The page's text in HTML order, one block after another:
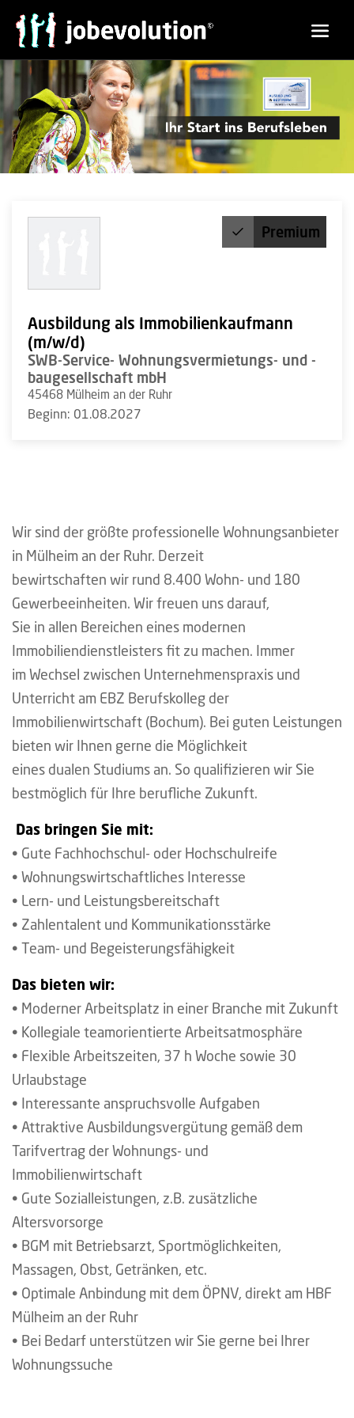
Premium
Ausbildung als Immobilienkaufmann
(m/w/d)
SWB-Service- Wohnungsvermietungs- und -
baugesellschaft mbH
45468 Mülheim an der Ruhr
Beginn: 01.08.2027
Wir sind der größte professionelle Wohnungsanbieter
in Mülheim an der Ruhr. Derzeit
bewirtschaften wir rund 8.400 Wohn- und 180
Gewerbeeinheiten. Wir freuen uns darauf,
Sie in allen Bereichen eines modernen
Immobiliendienstleisters fit zu machen. Immer
im Wechsel zwischen Unternehmenspraxis und
Unterricht am EBZ Berufskolleg der
Immobilienwirtschaft (Bochum). Bei guten Leistungen
bieten wir Ihnen gerne die Möglichkeit
eines dualen Studiums an. So qualifizieren wir Sie
bestmöglich für Ihre berufliche Zukunft.
Das bringen Sie mit:
• Gute Fachhochschul- oder Hochschulreife
• Wohnungswirtschaftliches Interesse
• Lern- und Leistungsbereitschaft
• Zahlentalent und Kommunikationsstärke
• Team- und Begeisterungsfähigkeit
Das bieten wir:
• Moderner Arbeitsplatz in einer Branche mit Zukunft
• Kollegiale teamorientierte Arbeitsatmosphäre
• Flexible Arbeitszeiten, 37 h Woche sowie 30
Urlaubstage
• Interessante anspruchsvolle Aufgaben
• Attraktive Ausbildungsvergütung gemäß dem
Tarifvertrag der Wohnungs- und
Immobilienwirtschaft
• Gute Sozialleistungen, z.B. zusätzliche
Altersvorsorge
• BGM mit Betriebsarzt, Sportmöglichkeiten,
Massagen, Obst, Getränken, etc.
• Optimale Anbindung mit dem ÖPNV, direkt am HBF
Mülheim an der Ruhr
• Bei Bedarf unterstützen wir Sie gerne bei Ihrer
Wohnungssuche